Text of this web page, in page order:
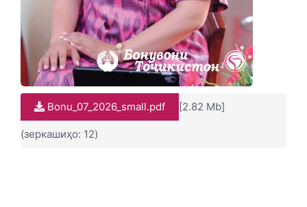
Bonu_07_2026_small.pdf [2.82 Mb]
(зеркашиҳо: 12)